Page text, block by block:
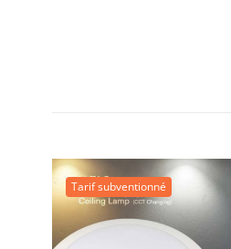
Tarif subventionné